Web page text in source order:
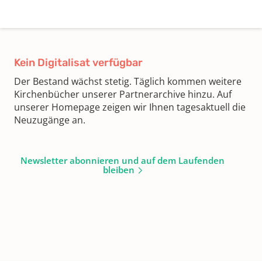
Kein Digitalisat verfügbar
Der Bestand wächst stetig. Täglich kommen weitere
Kirchenbücher unserer Partnerarchive hinzu. Auf
unserer Homepage zeigen wir Ihnen tagesaktuell die
Neuzugänge an.
Newsletter abonnieren und auf dem Laufenden
bleiben